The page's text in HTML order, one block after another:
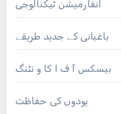
انفارمیشن ٹیکنالوجی
باغبانی کے جدید طریقے
بیسکس آ ف ا کا و نٹنگ
پودوں کی حفاظت